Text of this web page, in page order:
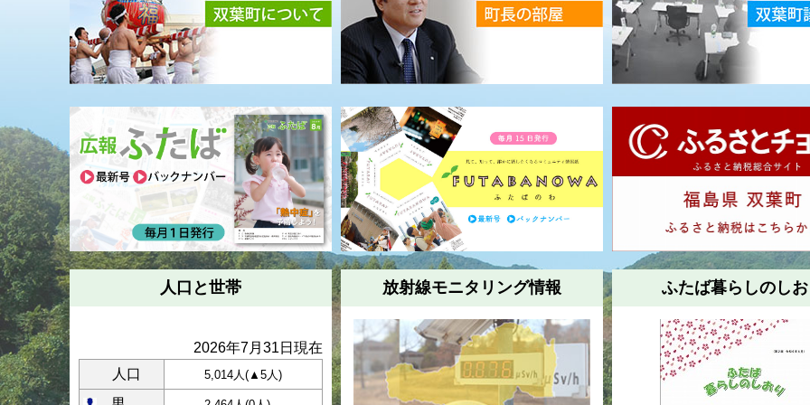
人口と世帯
2026年7月31日現在
人口
5,014人(▲5人)
放射線モニタリング情報 ふたば暮らしのし